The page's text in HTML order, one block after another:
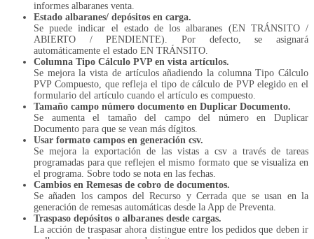
informes albaranes venta.
Estado albaranes/ depósitos en carga.
Se puede indicar el estado de los albaranes (EN TRÁNSITO /
ABIERTO / PENDIENTE). Por defecto, se asignará
automáticamente el estado EN TRÁNSITO.
Columna Tipo Cálculo PVP en vista artículos.
Se mejora la vista de artículos añadiendo la columna Tipo Cálculo
PVP Compuesto, que refleja el tipo de cálculo de PVP elegido en el
formulario del artículo cuando el artículo es compuesto.
Tamaño campo número documento en Duplicar Documento.
Se aumenta el tamaño del campo del número en Duplicar
Documento para que se vean más dígitos.
Usar formato campos en generación csv.
Se mejora la exportación de las vistas a csv a través de tareas
programadas para que reflejen el mismo formato que se visualiza en
el programa. Sobre todo se nota en las fechas.
Cambios en Remesas de cobro de documentos.
Se añaden los campos del Recurso y Cerrada que se usan en la
generación de remesas automáticas desde la App de Preventa.
Traspaso depósitos o albaranes desde cargas.
La acción de traspasar ahora distingue entre los pedidos que deben ir